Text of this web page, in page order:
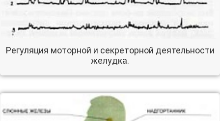
Регуляция моторной и секреторной деятельности
желудка.